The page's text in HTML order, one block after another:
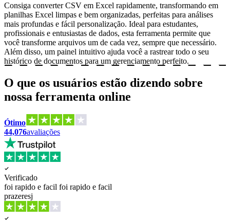
Consiga converter CSV em Excel rapidamente, transformando em
planilhas Excel limpas e bem organizadas, perfeitas para análises
mais profundas e fácil personalização. Ideal para estudantes,
profissionais e entusiastas de dados, esta ferramenta permite que
você transforme arquivos um de cada vez, sempre que necessário.
Além disso, um painel intuitivo ajuda você a rastrear todo o seu
histórico de documentos para um gerenciamento perfeito.
O que os usuários estão dizendo sobre
nossa ferramenta online
Ótimo
44,076avaliações
Verificado
foi rapido e facil foi rapido e facil
prazeresj